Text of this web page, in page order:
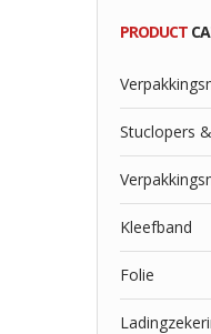
PRODUCT
Stuclopers
Kleefband
Folie